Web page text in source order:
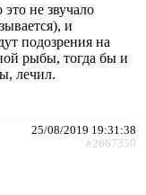
не звучало
и
подозрения на
рыбы, тогда бы и
лечил.
25/08/2019 19:31:38
#2667350